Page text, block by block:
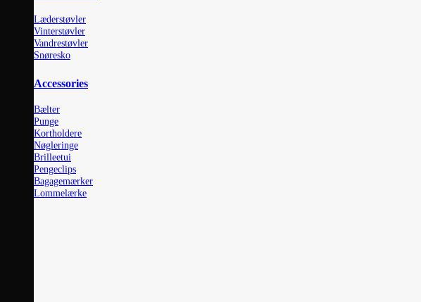
Læderstøvler
Vinterstøvler
Vandrestøvler
Snøresko
Accessories
Bælter
Punge
Kortholdere
Nøgleringe
Brilleetui
Pengeclips
Bagagemærker
Lommelærke